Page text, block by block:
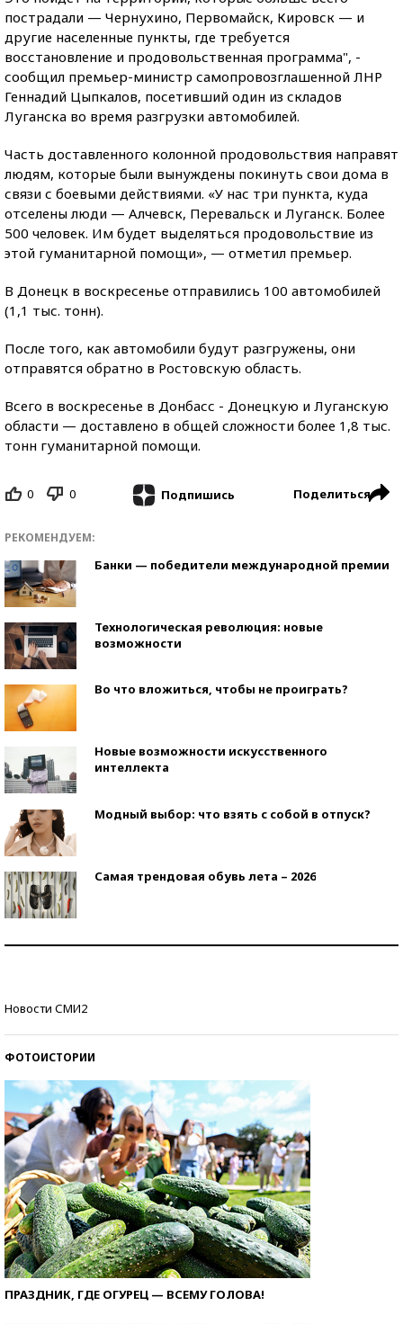
пострадали — Чернухино, Первомайск, Кировск — и
другие населенные пункты, где требуется
восстановление и продовольственная программа", -
сообщил премьер-министр самопровозглашенной ЛНР
Геннадий Цыпкалов, посетивший один из складов
Луганска во время разгрузки автомобилей.
Часть доставленного колонной продовольствия направят
людям, которые были вынуждены покинуть свои дома в
связи с боевыми действиями. «У нас три пункта, куда
отселены люди — Алчевск, Перевальск и Луганск. Более
500 человек. Им будет выделяться продовольствие из
этой гуманитарной помощи», — отметил премьер.
В Донецк в воскресенье отправились 100 автомобилей
(1,1 тыс. тонн).
После того, как автомобили будут разгружены, они
отправятся обратно в Ростовскую область.
Всего в воскресенье в Донбасс - Донецкую и Луганскую
области — доставлено в общей сложности более 1,8 тыс.
тонн гуманитарной помощи.
0 0 Подпишись Поделиться
РЕКОМЕНДУЕМ:
Банки — победители международной премии
Технологическая революция: новые
возможности
Во что вложиться, чтобы не проиграть?
Новые возможности искусственного
интеллекта
Модный выбор: что взять с собой в отпуск?
Самая трендовая обувь лета – 2026
Новости СМИ2
ФОТОИСТОРИИ
ПРАЗДНИК, ГДЕ ОГУРЕЦ — ВСЕМУ ГОЛОВА!